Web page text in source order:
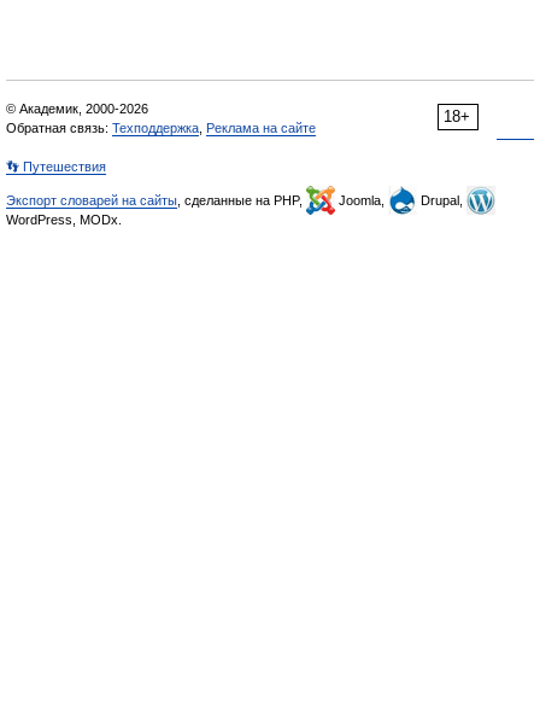
18+
© Академик, 2000-2026
Обратная связь: Техподдержка Реклама на сайте
👣 Путешествия
Экспорт словарей на сайты , сделанные на PHP, Joomla,
Drupal,
WordPress, MODx.